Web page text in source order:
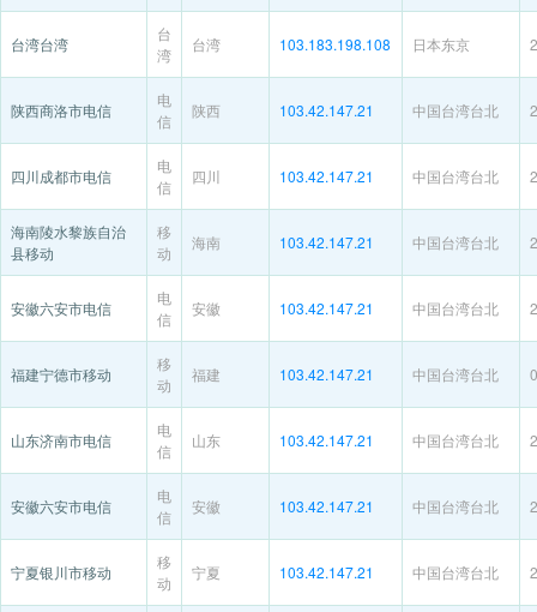
台湾台湾
台
湾
台湾 103.183.198.108 日本东京
陕西商洛市电信
电
信
陕西 103.42.147.21 中国台湾台北
四川成都市电信
电
信
四川 103.42.147.21 中国台湾台北
海南陵水黎族自治
县移动
移
动
海南 103.42.147.21 中国台湾台北
安徽六安市电信
电
信
安徽 103.42.147.21 中国台湾台北
福建宁德市移动
移
动
福建 103.42.147.21 中国台湾台北 0
山东济南市电信
电
信
山东 103.42.147.21 中国台湾台北
安徽六安市电信
电
信
安徽 103.42.147.21 中国台湾台北
宁夏银川市移动
移
动
宁夏 103.42.147.21 中国台湾台北